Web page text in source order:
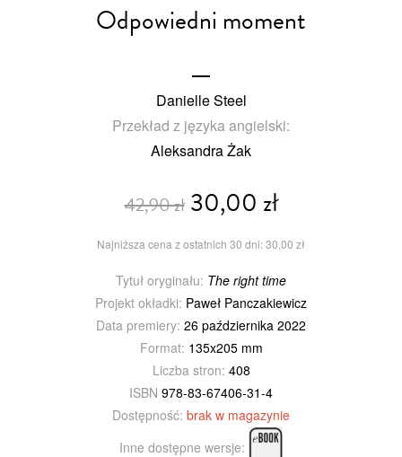
Odpowiedni moment
Danielle Steel
Przekład z języka angielski:
Aleksandra Żak
42,90 zł30,00 zł
Najniższa cena z ostatnich 30 dni: 30,00 zł
Tytuł oryginału: The right time
Projekt okładki: Paweł Panczakiewicz
Data premiery: 26 października 2022
Format: 135x205 mm
Liczba stron: 408
ISBN 978-83-67406-31-4
Dostępność: brak w magazynie
Inne dostępne wersje: